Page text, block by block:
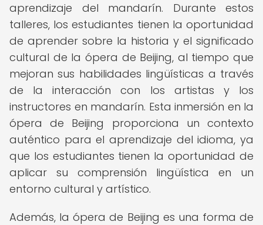
aprendizaje del mandarín. Durante estos
talleres, los estudiantes tienen la oportunidad
de aprender sobre la historia y el significado
cultural de la ópera de Beijing, al tiempo que
mejoran sus habilidades lingüísticas a través
de la interacción con los artistas y los
instructores en mandarín. Esta inmersión en la
ópera de Beijing proporciona un contexto
auténtico para el aprendizaje del idioma, ya
que los estudiantes tienen la oportunidad de
aplicar su comprensión lingüística en un
entorno cultural y artístico.
Además, la ópera de Beijing es una forma de